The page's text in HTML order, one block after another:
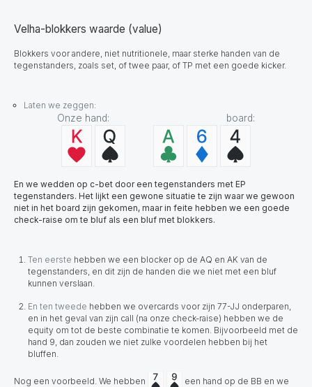
Velha-blokkers waarde (value)
Blokkers voor andere, niet nutritionele, maar sterke handen van de
tegenstanders, zoals set, of twee paar, of TP met een goede kicker.
Laten we zeggen:
Onze hand: board:
En we wedden op c-bet door een tegenstanders met EP
tegenstanders. Het lijkt een gewone situatie te zijn waar we gewoon
niet in het board zijn gekomen, maar in feite hebben we een goede
check-raise om te bluf als een bluf met blokkers.
Ten eerste hebben we een blocker op de AQ en AK van de
tegenstanders, en dit zijn de handen die we niet met een bluf
kunnen verslaan.
En ten tweede hebben we overcards voor zijn 77-JJ onderparen,
en in het geval van zijn call (na onze check-raise) hebben we de
equity om tot de beste combinatie te komen. Bijvoorbeeld met de
hand 9, dan zouden we niet zulke voordelen hebben bij het
bluffen.
Nog een voorbeeld. We hebben
een hand op de BB en we